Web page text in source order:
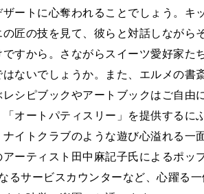
ザートに心奪われることでしょう。キ
の匠の技を見て、彼らと対話しながら
すから。さながらスイーツ愛好家た
ないでしょうか。また、エルメの書
レシピブックやアートブックはご自由
オートパティスリー」を提供するに
イトクラブのような遊び心溢れる一
ーティスト田中麻記子氏によるポッ
るサービスカウンターなど、心躍る